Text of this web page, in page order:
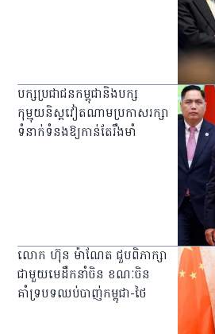
បក្សប្រជាជនកម្ពុជានិងបក្ស
កុម្មុយនិស្ដវៀតណាមប្រកាសរក្សា
ទំនាក់ទំនងឱ្យកាន់តែរឹងមាំ
លោក ហ៊ុន ម៉ាណែត ជួបពិភាក្សា
ជាមួយមេដឹកនាំចិន ខណៈចិន
គាំទ្របទឈប់បាញ់កម្ពុជា-ថៃ